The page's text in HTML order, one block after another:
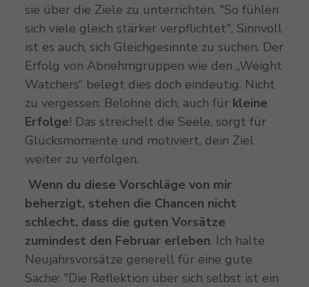
sie über die Ziele zu unterrichten. "So fühlen
sich viele gleich stärker verpflichtet". Sinnvoll
ist es auch, sich Gleichgesinnte zu suchen. Der
Erfolg von Abnehmgruppen wie den „Weight
Watchers“ belegt dies doch eindeutig. Nicht
zu vergessen: Belohne dich, auch für kleine
Erfolge! Das streichelt die Seele, sorgt für
Glücksmomente und motiviert, dein Ziel
weiter zu verfolgen.
Wenn du diese Vorschläge von mir
beherzigt, stehen die Chancen nicht
schlecht, dass die guten Vorsätze
zumindest den Februar erleben. Ich halte
Neujahrsvorsätze generell für eine gute
Sache: "Die Reflektion über sich selbst ist ein